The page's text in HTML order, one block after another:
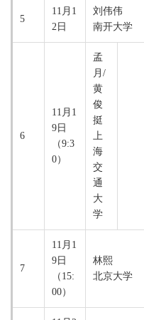
5
11月1
2日
刘伟伟
南开大学
6
11月1
9日
（9:3
0）
孟
月/
黄
俊
挺
上
海
交
通
大
学
7
11月1
9日
（15:
00）
林熙
北京大学